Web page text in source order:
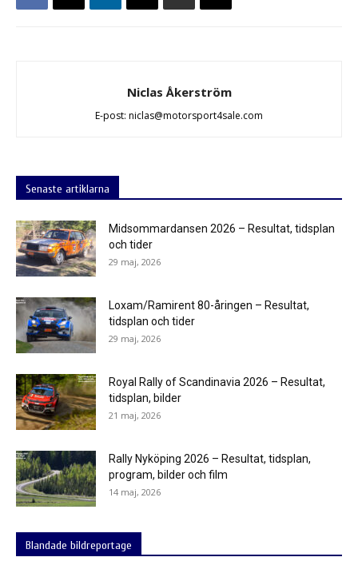
Niclas Åkerström
E-post: niclas@motorsport4sale.com
Senaste artiklarna
Midsommardansen 2026 – Resultat, tidsplan
och tider
29 maj, 2026
Loxam/Ramirent 80-åringen – Resultat,
tidsplan och tider
29 maj, 2026
Royal Rally of Scandinavia 2026 – Resultat,
tidsplan, bilder
21 maj, 2026
Rally Nyköping 2026 – Resultat, tidsplan,
program, bilder och film
14 maj, 2026
Blandade bildreportage